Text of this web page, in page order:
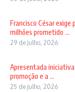
Francisco César
milhões prometido ...
29 de Julho, 2026
Apresentada
promoção e a ...
25 de Julho, 2026